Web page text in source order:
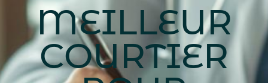
MEILLEUR
COURTIER